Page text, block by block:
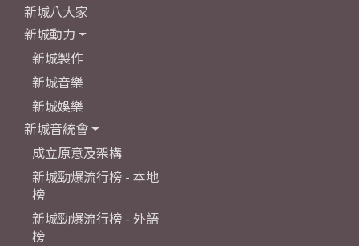
新城八大家
新城動力
新城製作
新城音樂
新城娛樂
新城音統會
成立原意及架構
新城勁爆流行榜 - 本地
榜
新城勁爆流行榜 - 外語
榜